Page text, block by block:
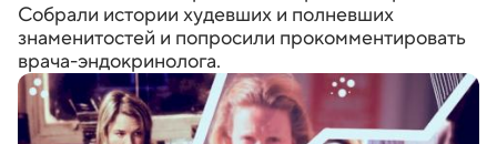
Собрали истории худевших и полневших
знаменитостей и попросили прокомментировать
врача-эндокринолога.